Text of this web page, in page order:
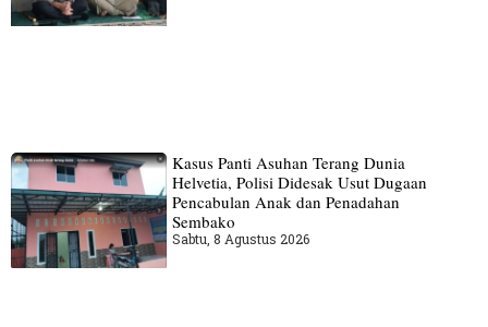
Kasus Panti Asuhan Terang Dunia
Helvetia, Polisi Didesak Usut Dugaan
Pencabulan Anak dan Penadahan
Sembako
Sabtu, 8 Agustus 2026